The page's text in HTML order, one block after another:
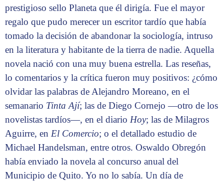
prestigioso sello Planeta que él dirigía. Fue el mayor
regalo que pudo merecer un escritor tardío que había
tomado la decisión de abandonar la sociología, intruso
en la literatura y habitante de la tierra de nadie. Aquella
novela nació con una muy buena estrella. Las reseñas,
lo comentarios y la crítica fueron muy positivos: ¿cómo
olvidar las palabras de Alejandro Moreano, en el
semanario Tinta Ají; las de Diego Cornejo —otro de los
novelistas tardíos—, en el diario Hoy; las de Milagros
Aguirre, en El Comercio; o el detallado estudio de
Michael Handelsman, entre otros. Oswaldo Obregón
había enviado la novela al concurso anual del
Municipio de Quito. Yo no lo sabía. Un día de